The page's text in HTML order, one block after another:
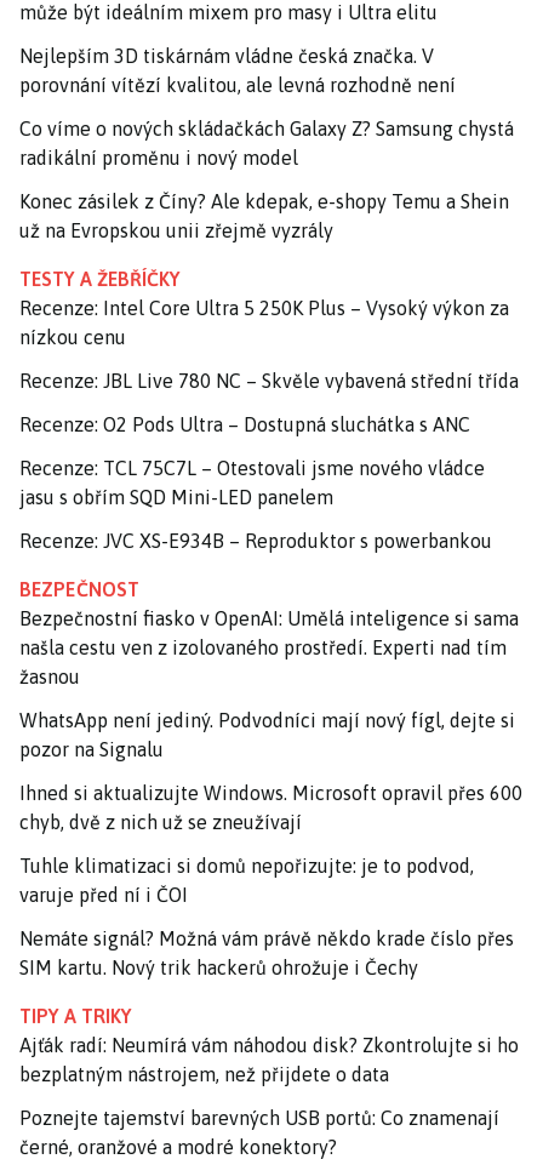
může být ideálním mixem pro masy i Ultra elitu
Nejlepším 3D tiskárnám vládne česká značka. V
porovnání vítězí kvalitou, ale levná rozhodně není
Co víme o nových skládačkách Galaxy Z? Samsung chystá
radikální proměnu i nový model
Konec zásilek z Číny? Ale kdepak, e-shopy Temu a Shein
už na Evropskou unii zřejmě vyzrály
TESTY A ŽEBŘÍČKY
Recenze: Intel Core Ultra 5 250K Plus – Vysoký výkon za
nízkou cenu
Recenze: JBL Live 780 NC – Skvěle vybavená střední třída
Recenze: O2 Pods Ultra – Dostupná sluchátka s ANC
Recenze: TCL 75C7L – Otestovali jsme nového vládce
jasu s obřím SQD Mini-LED panelem
Recenze: JVC XS-E934B – Reproduktor s powerbankou
BEZPEČNOST
Bezpečnostní fiasko v OpenAI: Umělá inteligence si sama
našla cestu ven z izolovaného prostředí. Experti nad tím
žasnou
WhatsApp není jediný. Podvodníci mají nový fígl, dejte si
pozor na Signalu
Ihned si aktualizujte Windows. Microsoft opravil přes 600
chyb, dvě z nich už se zneužívají
Tuhle klimatizaci si domů nepořizujte: je to podvod,
varuje před ní i ČOI
Nemáte signál? Možná vám právě někdo krade číslo přes
SIM kartu. Nový trik hackerů ohrožuje i Čechy
TIPY A TRIKY
Ajťák radí: Neumírá vám náhodou disk? Zkontrolujte si ho
bezplatným nástrojem, než přijdete o data
Poznejte tajemství barevných USB portů: Co znamenají
černé, oranžové a modré konektory?